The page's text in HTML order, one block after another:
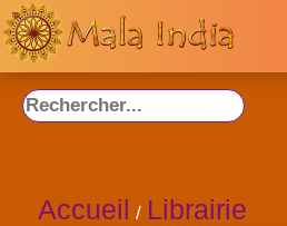
Accueil / Librairie